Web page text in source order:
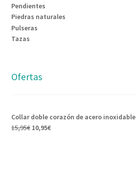
Pendientes
Piedras naturales
Pulseras
Tazas
Ofertas
Collar doble corazón de acero inoxidable
15,95€ El
10,95€El